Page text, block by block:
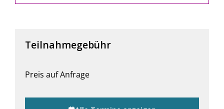
Teilnahmegebühr
Preis auf Anfrage